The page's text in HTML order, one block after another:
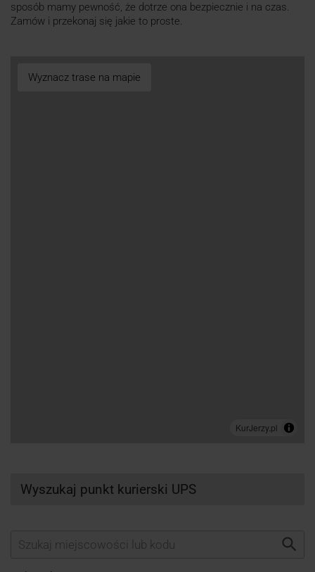
sposób mamy pewność, że dotrze ona bezpiecznie i na czas.
Zamów i przekonaj się jakie to proste.
Wyznacz trase na mapie
Wyszukaj punkt kurierski UPS